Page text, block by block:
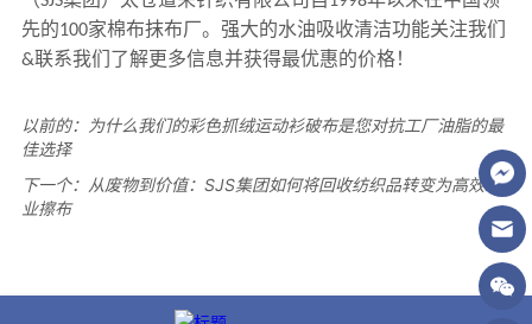
以前的： 为什么我们的彩色抓绒运动衫破布是您对抗工厂油脂的最
佳选择
下一个： 从废物到价值：SJS集团如何将回收纺织品转变为高效工
业擦布